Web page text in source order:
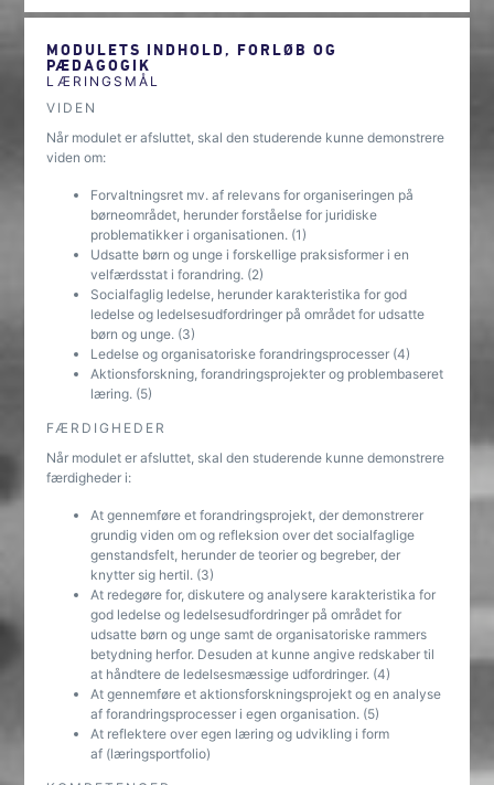
MODULETS INDHOLD, FORLØB OG
PÆDAGOGIK
LÆRINGSMÅL
VIDEN
Når modulet er afsluttet, skal den studerende kunne demonstrere
viden om:
Forvaltningsret mv. af relevans for organiseringen på
børneområdet, herunder forståelse for juridiske
problematikker i organisationen. (1)
Udsatte børn og unge i forskellige praksisformer i en
velfærdsstat i forandring. (2)
Socialfaglig ledelse, herunder karakteristika for god
ledelse og ledelsesudfordringer på området for udsatte
børn og unge. (3)
Ledelse og organisatoriske forandringsprocesser (4)
Aktionsforskning, forandringsprojekter og problembaseret
læring. (5)
FÆRDIGHEDER
Når modulet er afsluttet, skal den studerende kunne demonstrere
færdigheder i:
At gennemføre et forandringsprojekt, der demonstrerer
grundig viden om og refleksion over det socialfaglige
genstandsfelt, herunder de teorier og begreber, der
knytter sig hertil. (3)
At redegøre for, diskutere og analysere karakteristika for
god ledelse og ledelsesudfordringer på området for
udsatte børn og unge samt de organisatoriske rammers
betydning herfor. Desuden at kunne angive redskaber til
at håndtere de ledelsesmæssige udfordringer. (4)
At gennemføre et aktionsforskningsprojekt og en analyse
af forandringsprocesser i egen organisation. (5)
At reflektere over egen læring og udvikling i form
af (læringsportfolio)